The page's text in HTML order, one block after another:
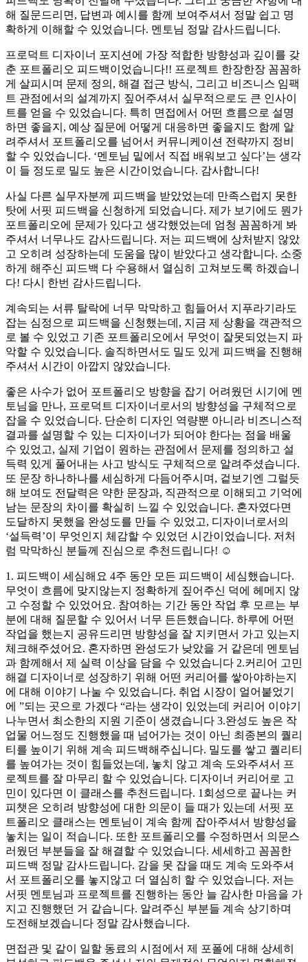
해 질문드리면, 답변과 예시를 함께 보여주셔서 정말 쉽고 명
확하게 이해할 수 있었습니다. 멘토님 정말 감사드립니다.
프로덕트 디자이너 포지션에 가장 적합한 방향성과 깊이를 갖
춘 포트폴리오 피드백이었습니다!! 프로젝트 한장한장 꼼꼼하
게 살피시며 문제 정의, 해결 접근 방식, 그리고 비즈니스 임팩
트 관점에서의 설계까지 짚어주셔서 실무적으로도 큰 인사이
트를 얻을 수 있었습니다. 특히 면접에서 어떤 흐름으로 설명
하면 좋을지, 예상 질문에 어떻게 대응하면 좋을지도 함께 알
려주셔서 포트폴리오를 넘어서 커뮤니케이션 전략까지 정비
할 수 있었습니다. ‘멘토님 밑에서 직접 배워보고 싶다’는 생각
이 들 정도로 밀도 높은 시간이었습니다. 감사합니다!
사실 다른 실무자분께 피드백을 받았었는데 만족스럽지 못한
탓에 서핏 피드백을 신청하게 되었습니다. 제가 보기에도 뭔가
포트폴리오에 문제가 있다고 생각했었는데 엄청 꼼꼼하게 봐
주셔서 너무나도 감사드립니다. 저는 피드백에 상처받지 않았
고 오히려 성장하는데 도움을 많이 받았다고 생각합니다. 소중
하게 해주신 피드백 다 수용해서 열심히 고쳐보도록 하겠습니
다! 다시 한번 감사드립니다.
계속되는 서류 탈락에 너무 막막하고 힘들어서 지푸라기라도
잡는 심정으로 피드백을 신청했는데, 지금 제 상황을 객관적으
로 볼 수 있었고 기존 포트폴리오에서 무엇이 잘못되었는지 파
악할 수 있었습니다. 솔직하면서도 밀도 있게 피드백을 진행해
주셔서 시간이 아깝지 않았습니다.
좋은 사수가 없어 포트폴리오 방향을 잡기 어려웠던 시기에 멘
토님을 만나, 프로덕트 디자이너로서의 방향성을 구체적으로
잡을 수 있었습니다. 단순히 디자인 역량뿐 아니라 비즈니스적
결과를 설명할 수 있는 디자이너가 되어야 한다는 점을 배울
수 있었고, 실제 기업이 원하는 관점에서 문제를 정의하고 설
득력 있게 풀어내는 사고 방식도 구체적으로 알려주셨습니다.
또 문장 하나하나를 세심하게 다듬어주시며, 겉보기엔 그럴듯
해 보여도 전달력은 약한 문장과, 직관적으로 이해되고 기억에
남는 문장의 차이를 확실히 느낄 수 있었습니다. 혼자였다면
도달하지 못했을 완성도를 만들 수 있었고, 디자이너로서의
‘설득력’이 무엇인지 체감할 수 있었던 시간이었습니다. 저처
럼 막막하신 분들께 진심으로 추천드립니다! ☺️
1. 피드백이 세심해요 4주 동안 모든 피드백이 세심했습니다.
무엇이 흐름에 맞지않는지 정확하게 짚어주신 덕에 헤메지 않
고 수정할 수 있었어요. 참여하는 기간 동안 작업 후 모르는 부
분에 대해 질문할 수 있어서 너무 든든했습니다. 하루에 어떤
작업을 했는지 공유드리면 방향성을 잘 지키면서 가고 있는지
체크해주셨어요. 혼자하면 완성도가 낮았을 거 같은데 멘토님
과 함께해서 제 실력 이상을 담을 수 있었습니다 2.커리어 고민
해결 디자이너로 성장하기 위해 어떤 커리어를 쌓아야하는지
에 대해 이야기 나눌 수 있었습니다. 취업 시장이 얼어붙었기
에 ”되는 곳으로 가겠다 “라는 생각이 있었는데 커리어 이야기
나누면서 최소한의 지원 기준이 생겼습니다 3.완성도 높은 작
업물 어느정도 진행했을 때 넘어가는 것이 아닌 최종본의 퀄리
티를 높이기 위해 계속 피드백해주십니다. 밀도를 쌓고 퀄리티
를 높여가는 것이 힘들었는데, 놓치 않고 계속 도와주셔서 프
로젝트를 잘 마무리 할 수 있었습니다. 디자이너 커리어로 고
민이 있다면 이 클래스를 추천드립니다. 1회성으로 끝나는 커
피챗은 오히려 방향성에 대한 의문이 들 때가 있는데 서핏 포
트폴리오 클래스는 멘토님이 계속 함께 잡아주셔서 방향성을
놓치는 일이 적습니다. 또한 포트폴리오를 수정하면서 의문스
러웠던 부분들을 잘 해결할 수 있었습니다. 세세하고 꼼꼼한
피드백 정말 감사드립니다. 감을 못 잡을 때도 계속 도와주셔
서 포트폴리오를 놓지않고 더 열심히 할 수 있었습니다. 저는
서핏 멘토님과 프로젝트를 진행하는 동안 늘 감사한 마음을 가
지고 진행했던 거 같습니다. 알려주신 부분들 계속 상기하며
도전해보겠습니다 정말 감사했습니다.
면접관 및 같이 일할 동료의 시점에서 제 포폴에 대해 상세히